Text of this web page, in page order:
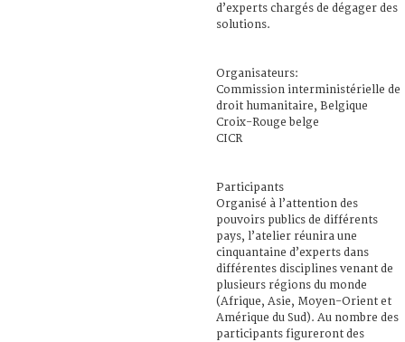
d’experts chargés de dégager des
solutions.
Organisateurs:
Commission interministérielle de
droit humanitaire, Belgique
Croix-Rouge belge
CICR
Participants
Organisé à l’attention des
pouvoirs publics de différents
pays, l’atelier réunira une
cinquantaine d’experts dans
différentes disciplines venant de
plusieurs régions du monde
(Afrique, Asie, Moyen-Orient et
Amérique du Sud). Au nombre des
participants figureront des